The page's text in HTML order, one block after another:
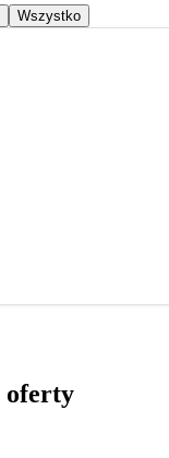
Wszystko
oferty